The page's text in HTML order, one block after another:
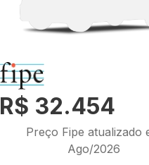
R$ 32.454
Preço Fipe atualizado
Ago/2026